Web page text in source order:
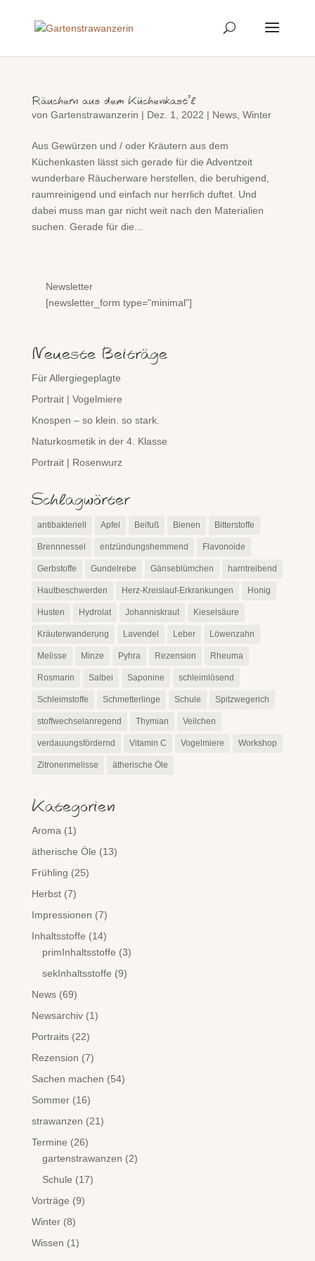
Räuchern aus dem Küchenkast’l
von Gartenstrawanzerin | Dez. 1, 2022 | News, Winter
Aus Gewürzen und / oder Kräutern aus dem
Küchenkasten lässt sich gerade für die Adventzeit
wunderbare Räucherware herstellen, die beruhigend,
raumreinigend und einfach nur herrlich duftet. Und
dabei muss man gar nicht weit nach den Materialien
suchen. Gerade für die...
Newsletter
[newsletter_form type="minimal"]
Neueste Beiträge
Für Allergiegeplagte
Portrait | Vogelmiere
Knospen – so klein. so stark.
Naturkosmetik in der 4. Klasse
Portrait | Rosenwurz
Schlagwörter
antibakteriell Apfel Beifuß Bienen Bitterstoffe
Brennnessel entzündungshemmend Flavonoide
Gerbstoffe Gundelrebe Gänseblümchen harntreibend
Hautbeschwerden Herz-Kreislauf-Erkrankungen Honig
Husten Hydrolat Johanniskraut Kieselsäure
Kräuterwanderung Lavendel Leber Löwenzahn
Melisse Minze Pyhra Rezension Rheuma
Rosmarin Salbei Saponine schleimlösend
Schleimstoffe Schmetterlinge Schule Spitzwegerich
stoffwechselanregend Thymian Veilchen
verdauungsfördernd Vitamin C Vogelmiere Workshop
Zitronenmelisse ätherische Öle
Kategorien
Aroma (1)
ätherische Öle (13)
Frühling (25)
Herbst(7)
Impressionen (7)
Inhaltsstoffe (14)
primInhaltsstoffe (3)
sekInhaltsstoffe (9)
News(69)
Newsarchiv(1)
Portraits(22)
Rezension (7)
Sachen machen (54)
Sommer(16)
strawanzen (21)
Termine (26)
gartenstrawanzen (2)
Schule (17)
Vorträge (9)
Winter(8)
Wissen (1)